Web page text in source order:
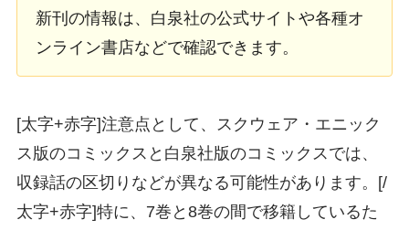
新刊の情報は、白泉社の公式サイトや各種オ
ンライン書店などで確認できます。
[太字+赤字]注意点として、スクウェア・エニック
ス版のコミックスと白泉社版のコミックスでは、
収録話の区切りなどが異なる可能性があります。[/
太字+赤字]特に、7巻と8巻の間で移籍しているた